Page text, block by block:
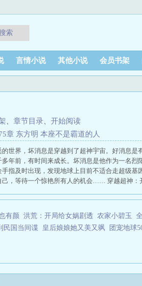
索
言情小说 其他小说 会员书架
章节目录
开始阅读
章 东方明 本座不是霸道的人
世界，坏消息是穿越到了超神宇宙。好消息是
年前，有时间来成长。坏消息是他作为一名烈
指及时出现，发现地球上目前不适合走超级基
，等待一个惊艳所有人的机会…… 穿越超神：
阅读穿越到超神的主角穿越超神穿越开创修
越超神学院之创建仙文明 穿越神道仙道体系神
有颜 洪荒：开局给女娲剧透 农家小碧玉
民国当间谍 皇后娘娘她又美又飒 团宠地球